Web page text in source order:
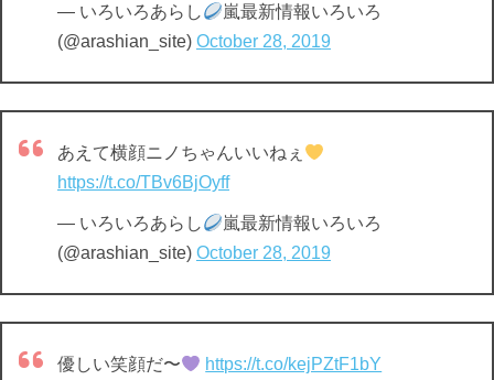
— いろいろあらし
嵐最新情報いろいろ
(@arashian_site) October 28, 2019
あえて横顔ニノちゃんいいねぇ
https://t.co/TBv6BjOyff
— いろいろあらし
嵐最新情報いろいろ
(@arashian_site) October 28, 2019
優しい笑顔だ〜 https://t.co/kejPZtF1bY